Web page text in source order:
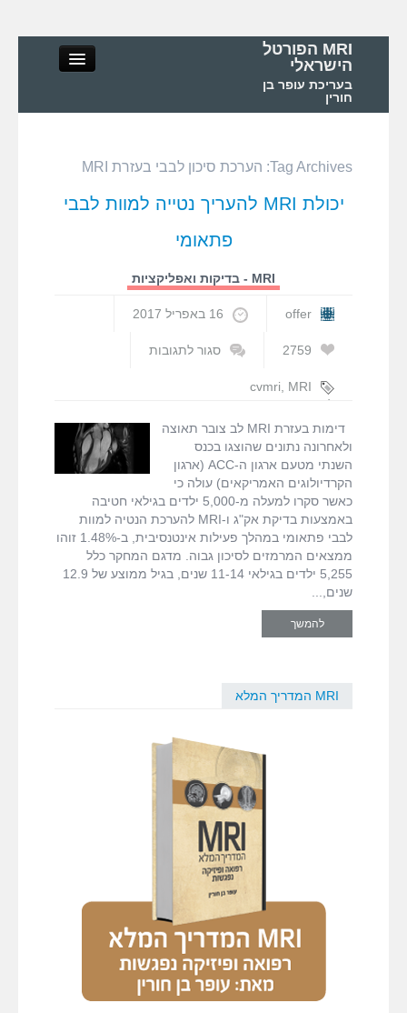
MRI הפורטל
הישראלי
בעריכת עופר בן
חורין
MRI – בדיקות ואפליקציות
MRI המדריך המלא
דרושים
צור קשר
Tag Archives: הערכת סיכון לבבי בעזרת MRI
יכולת MRI להעריך נטייה למוות לבבי
פתאומי
MRI - בדיקות ואפליקציות
offer 16 באפריל 2017
2759
סגור לתגובות
להעריך
למוות
פתאומי
cvmri
MRI
לב
לבבי בעזרת MRI
דימות בעזרת MRI לב צובר תאוצה
ולאחרונה נתונים שהוצגו בכנס
השנתי מטעם ארגון ה-ACC (ארגון
הקרדיולוגים האמריקאים) עולה כי
כאשר סקרו למעלה מ-5,000 ילדים בגילאי חטיבה
באמצעות בדיקת אק"ג ו-MRI להערכת הנטיה למוות
לבבי פתאומי במהלך פעילות אינטנסיבית, ב-1.48% זוהו
ממצאים המרמזים לסיכון גבוה. מדגם המחקר כלל
5,255 ילדים בגילאי 11-14 שנים, בגיל ממוצע של 12.9
שנים,
להמשך
MRI המדריך המלא